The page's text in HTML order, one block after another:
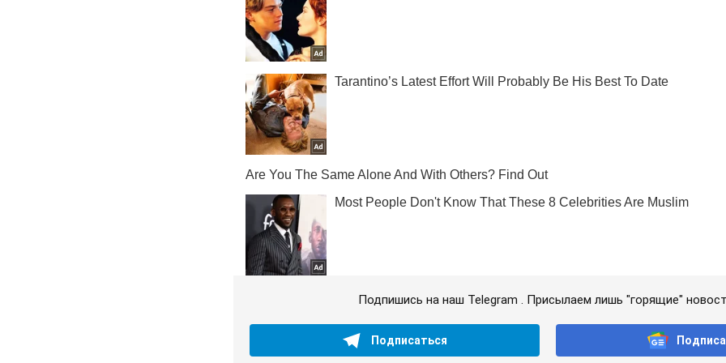
Подпишись на наш Telegram . Присылаем лишь "горящие"
Подписаться